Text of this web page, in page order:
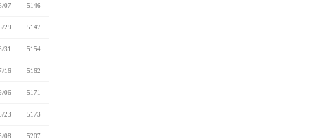
07 5146
29 5147
31 5154
16 5162
06 5171
23 5173
08 5207